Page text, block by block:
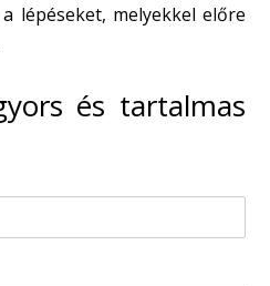
lépéseket, melyekkel előre
és tartalmas